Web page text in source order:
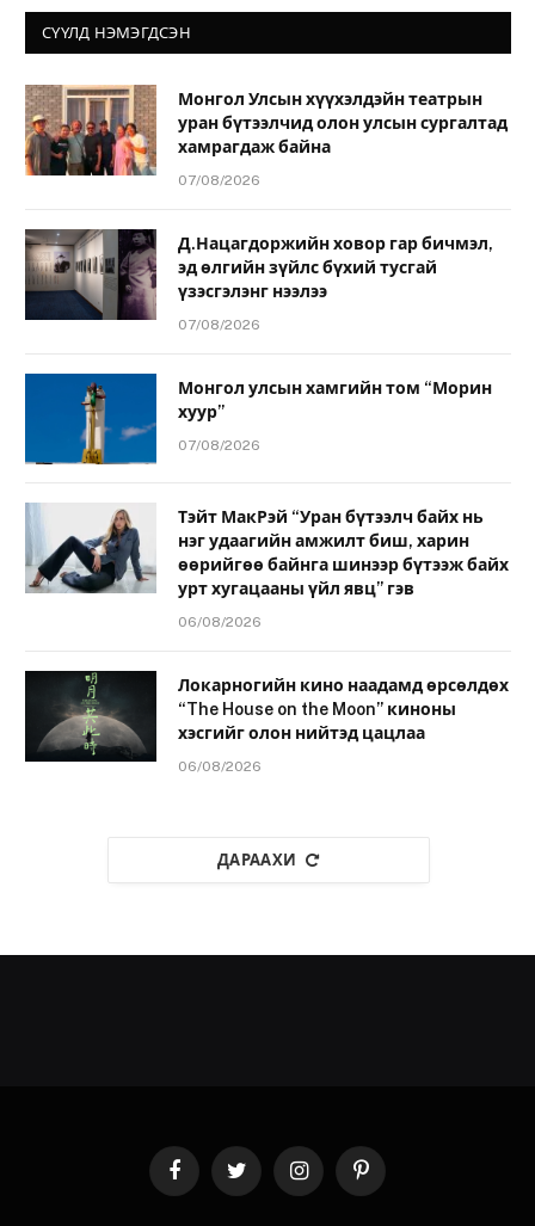
СҮҮЛД НЭМЭГДСЭН
Монгол Улсын хүүхэлдэйн театрын
уран бүтээлчид олон улсын сургалтад
хамрагдаж байна
07/08/2026
Д.Нацагдоржийн ховор гар бичмэл,
эд өлгийн зүйлс бүхий тусгай
үзэсгэлэнг нээлээ
07/08/2026
Монгол улсын хамгийн том “Морин
хуур”
07/08/2026
Тэйт МакРэй “Уран бүтээлч байх нь
нэг удаагийн амжилт биш, харин
өөрийгөө байнга шинээр бүтээж байх
урт хугацааны үйл явц” гэв
06/08/2026
Локарногийн кино наадамд өрсөлдөх
“The House on the Moon” киноны
хэсгийг олон нийтэд цацлаа
06/08/2026
ДАРААХИ
FacebookTwitter InstagramPinterest